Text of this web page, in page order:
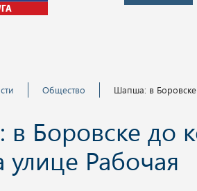
Общество Шапша: в
Боровске до
улице Рабочая